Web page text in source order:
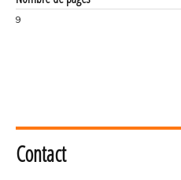
9
Contact